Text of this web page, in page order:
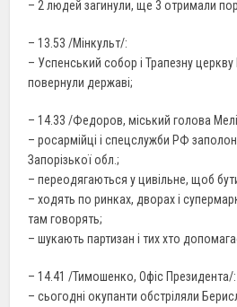
– 2 людей загинули, ще 3 отримали
– 13.53 /Мінкульт/:
– Успенський собор і Трапезну
повернули державі;
– 14.33 /Федоров, міський голова
– росармійці і спецслужби РФ
Запорізької обл.;
– переодягаються у цивільне, щоб
– ходять по ринках, дворах і
там говорять;
– шукають партизан і тих хто
– 14.41 /Тимошенко, Офіс Президента/:
– сьогодні окупанти обстріляли